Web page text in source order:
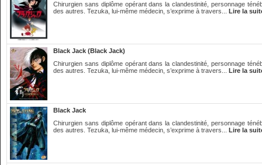
Chirurgien sans diplôme opérant dans la clandestinité, personnage
des autres. Tezuka, lui-même médecin, s’exprime à travers... Lire la
Black Jack (Black Jack)
Chirurgien sans diplôme opérant dans la clandestinité, personnage
des autres. Tezuka, lui-même médecin, s’exprime à travers... Lire la
Black Jack
Chirurgien sans diplôme opérant dans la clandestinité, personnage
des autres. Tezuka, lui-même médecin, s’exprime à travers... Lire la